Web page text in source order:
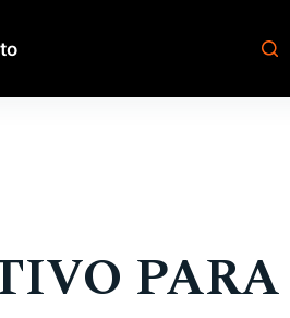
PARA